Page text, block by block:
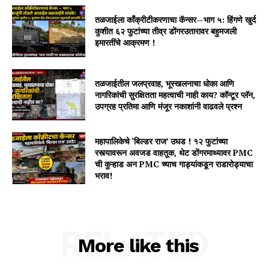
तळजाईला काँक्रीटीकरणाचा कॅन्सर—भाग ५: हिंगणे खुर्द
कुशीत ६२ फुटांच्या तीव्र डोंगरउतारावर बहुमजली
इमारतींचे आक्रमण !
तळजाईतील जलप्रवाह, भूस्खलनाचा धोका आणि
नागरिकांची सुरक्षितता महत्वाची नाही काय? कॉन्टूर प्लॅन,
उपग्रह प्रतिमा आणि मंजूर नकाशांनी वाढवले प्रश्न
महापालिकेचे ‘बिल्डर राज’ उघड ! १२ फुटांच्या
रस्त्यावरून अवजड वाहतूक, थेट डोंगरमाथ्यावर PMC
ची कुऱ्हाड अन PMC च्याच गाड्यांकडून राडारोड्याचा
भराव!
More like this
RELATED